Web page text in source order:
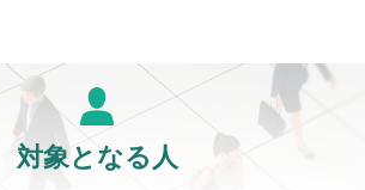
対象となる人